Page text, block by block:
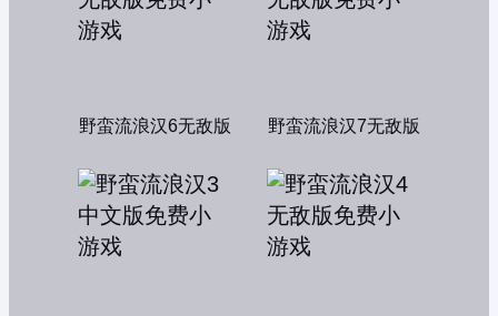
野蛮流浪汉6无敌版 野蛮流浪汉7无敌版